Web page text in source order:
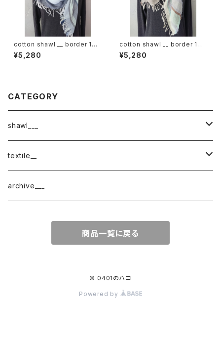
cotton shawl __ border 160
白波w
¥5,280
cotton shawl __ border 160
甘雨w
¥5,280
CATEGORY
shawl___
cotton
border
cotton × wool
textile__
織物
archive___
商品一覧に戻る
© 0401のハコ
Powered by